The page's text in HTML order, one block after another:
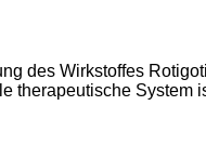
des Wirkstoffes
therapeutische System